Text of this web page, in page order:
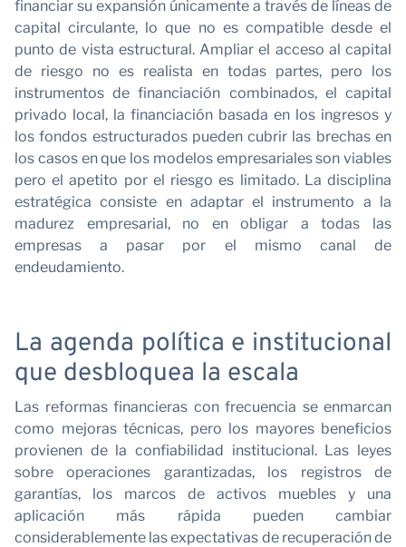
financiar su expansión únicamente a través de líneas de
capital circulante, lo que no es compatible desde el
punto de vista estructural. Ampliar el acceso al capital
de riesgo no es realista en todas partes, pero los
instrumentos de financiación combinados, el capital
privado local, la financiación basada en los ingresos y
los fondos estructurados pueden cubrir las brechas en
los casos en que los modelos empresariales son viables
pero el apetito por el riesgo es limitado. La disciplina
estratégica consiste en adaptar el instrumento a la
madurez empresarial, no en obligar a todas las
empresas a pasar por el mismo canal de
endeudamiento.
La agenda política e institucional
que desbloquea la escala
Las reformas financieras con frecuencia se enmarcan
como mejoras técnicas, pero los mayores beneficios
provienen de la confiabilidad institucional. Las leyes
sobre operaciones garantizadas, los registros de
garantías, los marcos de activos muebles y una
aplicación más rápida pueden cambiar
considerablemente las expectativas de recuperación de